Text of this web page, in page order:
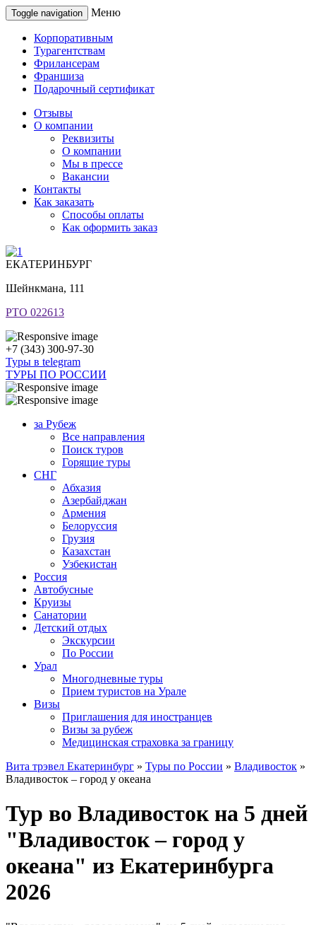
Toggle navigation Меню
Корпоративным
Турагентствам
Фрилансерам
Франшиза
Подарочный сертификат
Отзывы
О компании
Реквизиты
О компании
Мы в прессе
Вакансии
Контакты
Как заказать
Способы оплаты
Как оформить заказ
ЕКАТЕРИНБУРГ
Шейнкмана, 111
РТО 022613
+7 (343) 300-97-30
Туры в telegram
ТУРЫ ПО РОССИИ
за Рубеж
Все направления
Поиск туров
Горящие туры
СНГ
Абхазия
Азербайджан
Армения
Белоруссия
Грузия
Казахстан
Узбекистан
Россия
Автобусные
Круизы
Санатории
Детский отдых
Экскурсии
По России
Урал
Многодневные туры
Прием туристов на Урале
Визы
Приглашения для иностранцев
Визы за рубеж
Медицинская страховка за границу
Вита трэвел Екатеринбург » Туры по России » Владивосток »
Владивосток – город у океана
Тур во Владивосток на 5 дней
"Владивосток – город у
океана" из Екатеринбурга
2026